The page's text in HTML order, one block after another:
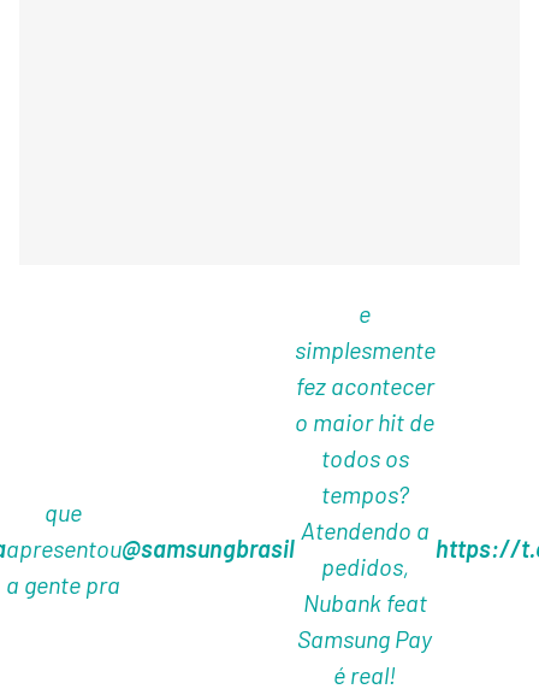
que
apresentou
a gente pra
@samsungbrasil
e
simplesmente
fez acontecer
o maior hit de
todos os
tempos?
Atendendo a
pedidos,
Nubank feat
Samsung Pay
é real!
https://